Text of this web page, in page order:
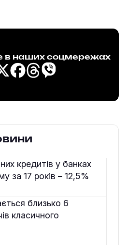
в наших соцмережах
кредитів у банках
за 17 років – 12,5%
близько 6
класичного